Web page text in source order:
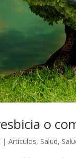
o
|Artículos, Salud,